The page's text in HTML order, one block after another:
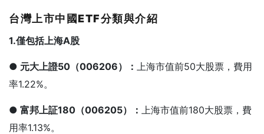
台灣上市中國ETF分類與介紹
1.僅包括上海A股
● 元大上證50 （006206）：
上海市值前50大股票，費用
率1.22%。
● 富邦上証180 （006205）：
上海市值前180大股票，費
用率1.13%。